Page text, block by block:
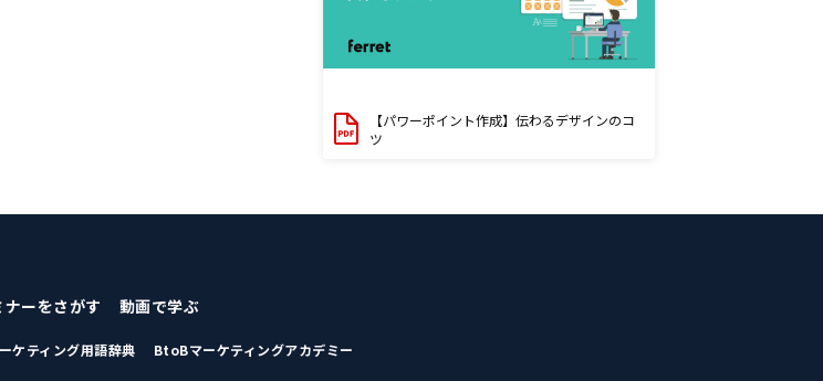
【パワーポイント作成】伝わるデザインのコ
ツ
ナーをさがす 動画で学ぶ
ケティング用語辞典 BtoBマーケティングアカデミー